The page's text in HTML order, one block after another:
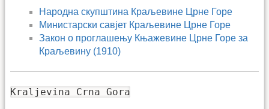
Народна скупштина Краљевине Црне Горе
Министарски савјет Краљевине Црне Горе
Закон о проглашењу Књажевине Црне Горе за
Краљевину (1910)
Kraljevina Crna Gora